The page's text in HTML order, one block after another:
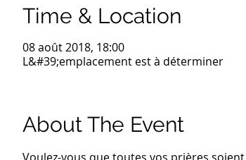
Time & Location
08 août 2018, 18:00
L&#39;emplacement est à déterminer
About The Event